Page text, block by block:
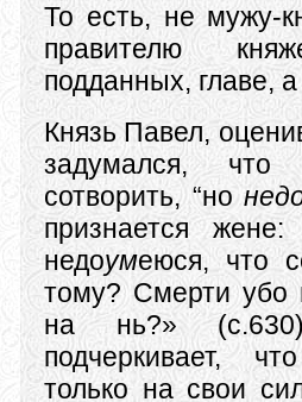
То есть, не мужу-
правителю
подданных, главе,
Князь Павел,
задумался,
сотворить, “но
признается
недоумеюся, что
тому? Смерти убо
на нь?»
подчеркивает,
только на свои